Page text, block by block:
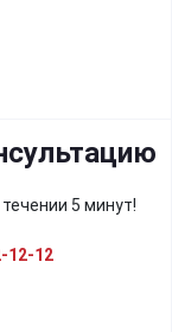
5 минут!
12-12